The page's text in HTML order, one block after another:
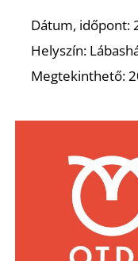
Dátum, időpont:
Helyszín:
Megtekinthető: